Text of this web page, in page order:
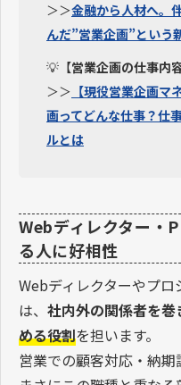
＞＞金融から人材へ。
んだ”営業企画”という
💡【営業企画の仕事内容
＞＞ 【現役営業企画
画ってどんな仕事？仕
ルとは
Webディレクター・
る人に好相性
Webディレクターやプロ
は、 社内外の関係者を巻
める役割を担います。
営業での顧客対応・納期